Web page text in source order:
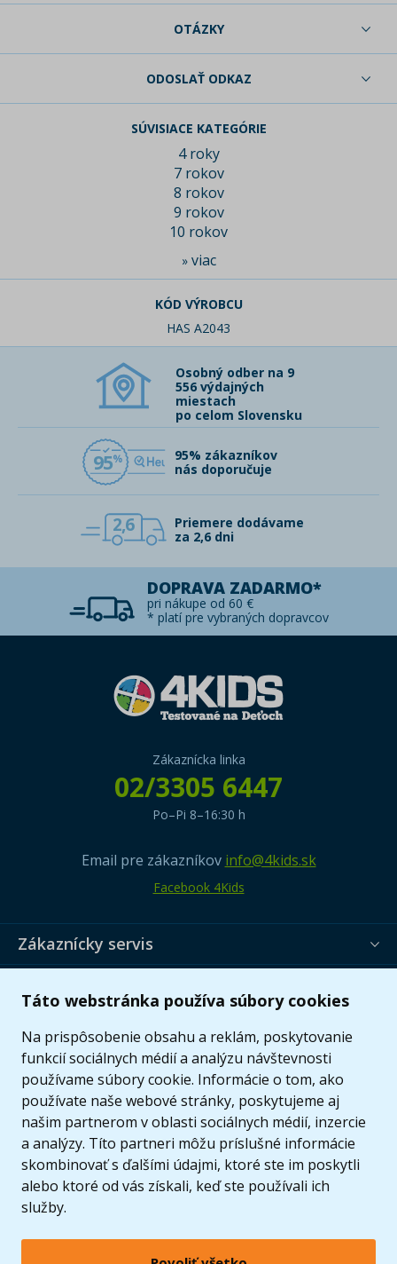
Táto webstránka používa súbory cookies
Na prispôsobenie obsahu a reklám, poskytovanie
funkcií sociálnych médií a analýzu návštevnosti
používame súbory cookie. Informácie o tom, ako
používate naše webové stránky, poskytujeme aj
našim partnerom v oblasti sociálnych médií, inzercie
a analýzy. Títo partneri môžu príslušné informácie
skombinovať s ďalšími údajmi, ktoré ste im poskytli
alebo ktoré od vás získali, keď ste používali ich
služby.
OTÁZKY
ODOSLAŤ ODKAZ
SÚVISIACE KATEGÓRIE
4 roky
7 rokov
8 rokov
9 rokov
10 rokov
» viac
KÓD VÝROBCU
HAS A2043
Osobný odber na 9
556 výdajných
miestach
po celom Slovensku
95
95% zákazníkov
nás doporučuje
2,6
Priemere dodávame
za 2,6 dni
DOPRAVA ZADARMO*
pri nákupe od 60 €
* platí pre vybraných dopravcov
Zákaznícka linka
02/3305 6447
Po–Pi 8–16:30 h
Email pre zákazníkov info@4kids.sk
Facebook 4Kids
Zákaznícky servis